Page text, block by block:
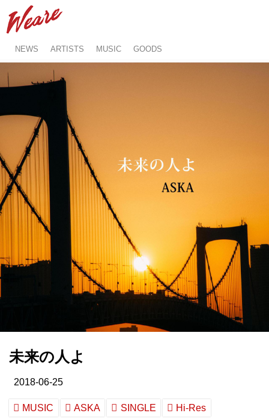
NEWS ARTISTS MUSIC GOODS
未来の人よ
2018-06-25
MUSIC ASKA SINGLE Hi-Res